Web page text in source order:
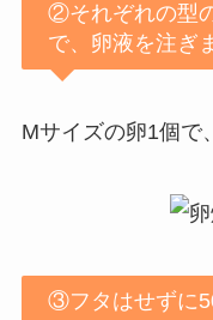
②それぞれの型
で、卵液を注ぎ
Mサイズの卵1個で
③フタはせずに